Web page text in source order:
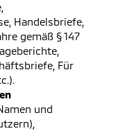
Handelsbriefe,
gemäß § 147
Für
und